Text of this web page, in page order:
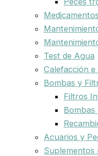
Medicamentos
Test de Agua
Calefacción
Bombas y
Filtros
Bombas
Acuarios y
Suplementos